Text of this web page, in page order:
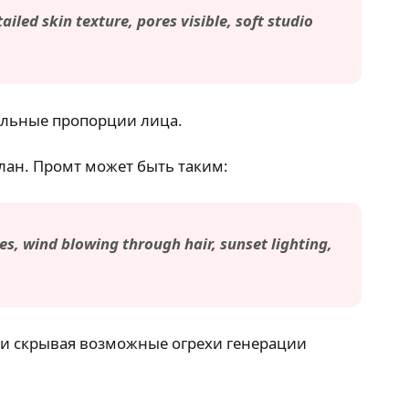
skin texture, pores visible, soft studio
пропорции лица.
Промт может быть таким:
wind blowing through hair, sunset lighting,
скрывая возможные огрехи генерации